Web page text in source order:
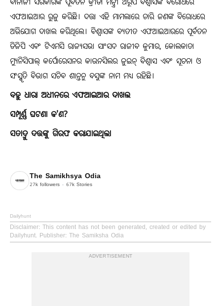
ବାନାର୍ଜୀ ସରକାରଙ୍କ ପୂର୍ବତନ କ୍ରୀଡା ମନ୍ତ୍ରୀ ଅରୂପ ବିଶ୍ୱାସଙ୍କ ବିରୋଧରେ
ଏଫଆଇଆର ରୁଜୁ କରିଛି। ଦତ୍ତା ଏହି ମାମଲାରେ ଚାରି ଜଣଙ୍କ ବିରୋଧରେ
ଅଭିଯୋଗ ଦାଖଲ କରିଥିଲେ। ବିଶ୍ୱାସଙ୍କ ବ୍ୟତୀତ ଏଫଆଇଆରରେ ପୂର୍ବତନ
ଡିଜିପି ଏବଂ ଟିଏମସି ରାଜ୍ୟସଭା ସାଂସଦ ରାଜୀବ କୁମାର, କୋଲକାତା
ମ୍ୟୁନିସିପାଲ୍ କର୍ପୋରେସନର କାଉନସିଲର ଜୁଇନ୍ ବିଶ୍ୱାସ ଏବଂ ସୂଚନା ଓ
ସଂସ୍କୃତି ବିଭାଗ ସଚିବ ଶାନ୍ତନୁ ବସୁଙ୍କ ନାମ ମଧ୍ୟ ରହିଛି।
ବହୁ ଧାରା ଅଧୀନରେ ଏଫଆଇଆର ଦାଖଲ
ସମ୍ପୂର୍ଣ୍ଣ ଘଟଣା କ'ଣ?
ସତାଦ୍ରୁ ଦତ୍ତଙ୍କୁ ଗିରଫ କରାଯାଇଥିଲା
The Samikhsya Odia
27k followers 67k Stories
Dailyhunt
Disclaimer: This content has not been generated, created or edited by
Dailyhunt. Publisher: The Samiksha Odia
ADVERTISEMENT